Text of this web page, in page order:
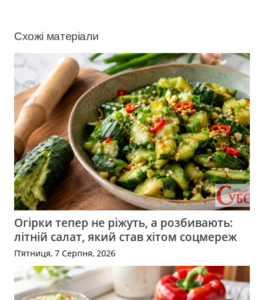
Схожі матеріали
Огірки тепер не ріжуть, а розбивають:
літній салат, який став хітом соцмереж
П’ятниця, 7 Серпня, 2026